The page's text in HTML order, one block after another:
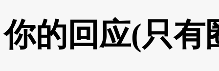
你的回应(只有